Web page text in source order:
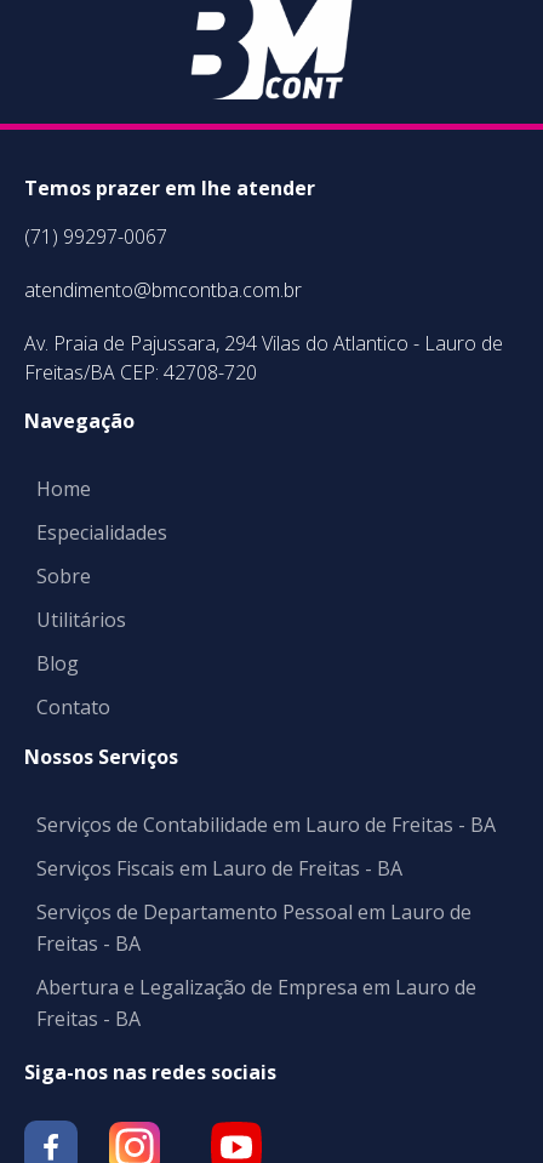
Temos prazer em lhe atender
(71) 99297-0067
atendimento@bmcontba.com.br
Av. Praia de Pajussara, 294 Vilas do Atlantico - Lauro de
Freitas/BA CEP: 42708-720
Navegação
Home
Especialidades
Sobre
Utilitários
Blog
Contato
Nossos Serviços
Serviços de Contabilidade em Lauro de Freitas - BA
Serviços Fiscais em Lauro de Freitas - BA
Serviços de Departamento Pessoal em Lauro de
Freitas - BA
Abertura e Legalização de Empresa em Lauro de
Freitas - BA
Siga-nos nas redes sociais